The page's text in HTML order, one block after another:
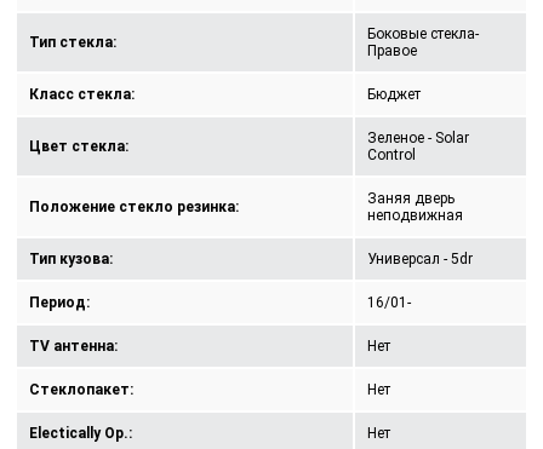
Тип стекла:
Боковые стекла-
Правое
Класс стекла: Бюджет
Цвет стекла:
Зеленое - Solar
Control
Положение стекло резинка:
Заняя дверь
неподвижная
Тип кузова: Универсал - 5dr
Период: 16/01-
TV антенна: Нет
Стеклопакет: Нет
Electically Op.: Нет